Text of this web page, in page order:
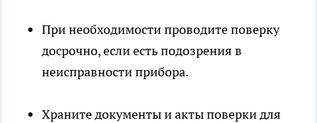
При необходимости проводите поверку
досрочно, если есть подозрения в
неисправности прибора.
Храните документы и акты поверки для